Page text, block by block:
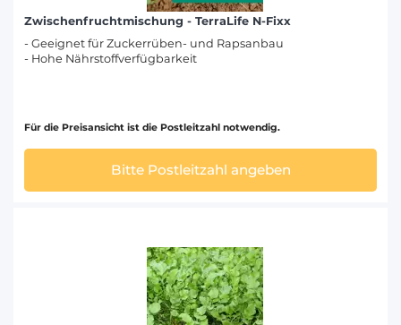
Zwischenfruchtmischung - TerraLife N-Fixx
- Geeignet für Zuckerrüben- und Rapsanbau
- Hohe Nährstoffverfügbarkeit
Für die Preisansicht ist die Postleitzahl notwendig.
Bitte Postleitzahl angeben